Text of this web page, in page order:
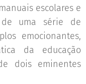
escolares e
de uma série de
emocionantes,
da educação
dois eminentes